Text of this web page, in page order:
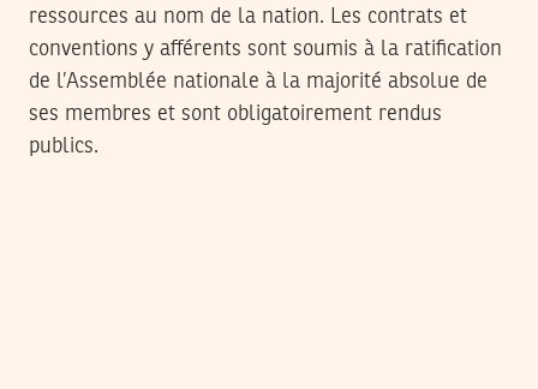
ressources au nom de la nation. Les contrats et
conventions y afférents sont soumis à la ratification
de l’Assemblée nationale à la majorité absolue de
ses membres et sont obligatoirement rendus
publics.